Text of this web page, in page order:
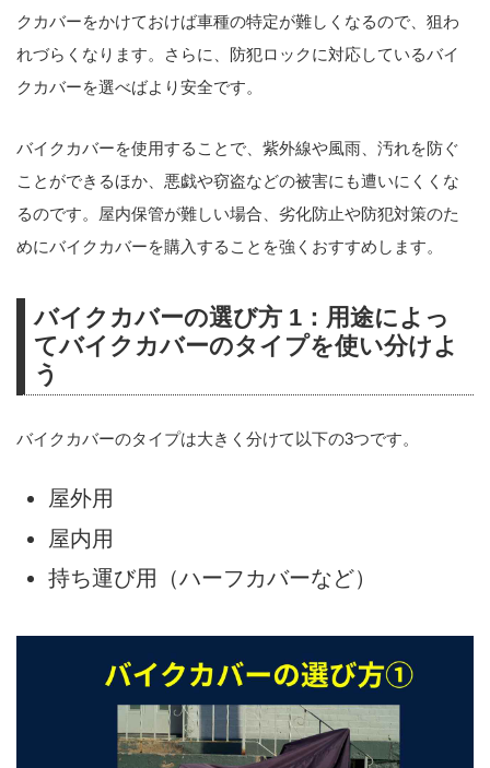
クカバーをかけておけば車種の特定が難しくなるので、狙わ
れづらくなります。さらに、防犯ロックに対応しているバイ
クカバーを選べばより安全です。
バイクカバーを使用することで、紫外線や風雨、汚れを防ぐ
ことができるほか、悪戯や窃盗などの被害にも遭いにくくな
るのです。屋内保管が難しい場合、劣化防止や防犯対策のた
めにバイクカバーを購入することを強くおすすめします。
バイクカバーの選び方 1：用途によっ
てバイクカバーのタイプを使い分けよ
う
バイクカバーのタイプは大きく分けて以下の3つです。
屋外用
屋内用
持ち運び用（ハーフカバーなど）